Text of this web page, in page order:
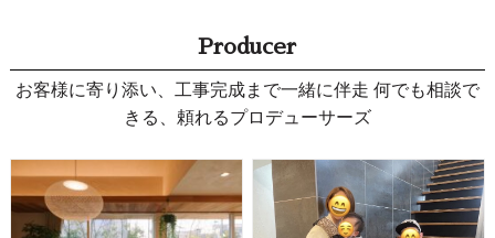
Producer
お客様に寄り添い、工事完成まで一緒に伴走 何でも相談で
きる、頼れるプロデューサーズ